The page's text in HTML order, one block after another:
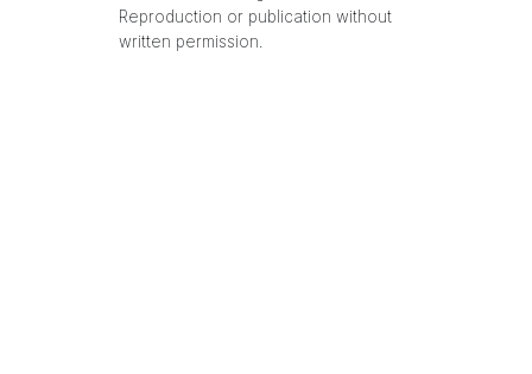
Reproduction or publication without
written permission.